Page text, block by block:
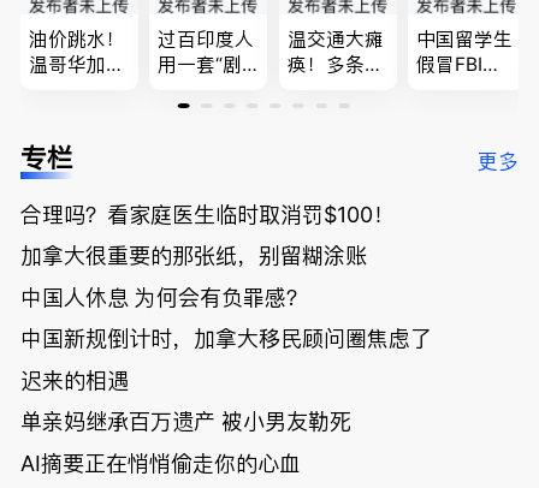
油价跳水！
温哥华加油
低；免费狂
送50万磅蔬
温“丑陋土
豆日”冲击
吉尼斯纪
录；惨！留
骗光2万美
元，还被卷
入跨国刑案
账户遭封！
过百印度人
用一套“剧
官：太假
欠款多出$1
9万；突
发！无辜男
孩温哥华市
中心被刺身
亡；
温交通大瘫
痪！多条主
底；做顿饭
单；房市崩
盘前兆？加
国租赁市场
恐迎暴跌危
中国留学生
假冒FBI上
夫妻住进殡
专栏 更多
合理吗？看家庭医生临时取消罚$100！
加拿大很重要的那张纸，别留糊涂账
中国人休息 为何会有负罪感？
中国新规倒计时，加拿大移民顾问圈焦虑了
迟来的相遇
单亲妈继承百万遗产 被小男友勒死
AI摘要正在悄悄偷走你的心血